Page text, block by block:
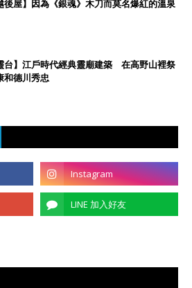
後屋】因為《銀魂》木刀而莫名爆紅的溫泉
台】江戶時代經典靈廟建築 在高野山裡祭
和德川秀忠